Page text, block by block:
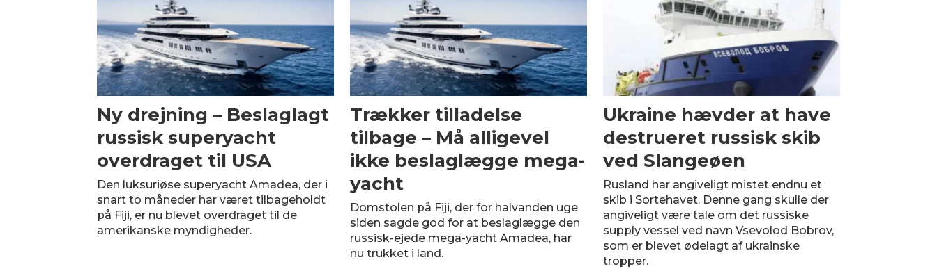
Ny drejning – Beslaglagt
russisk superyacht
overdraget til USA
Den luksuriøse superyacht Amadea, der i
snart to måneder har været tilbageholdt
på Fiji, er nu blevet overdraget til de
amerikanske myndigheder.
Trækker tilladelse
tilbage – Må alligevel
ikke beslaglægge mega-
yacht
Domstolen på Fiji, der for halvanden uge
siden sagde god for at beslaglægge den
russisk-ejede mega-yacht Amadea, har
nu trukket i land.
Ukraine hævder at have
destrueret russisk skib
ved Slangeøen
Rusland har angiveligt mistet endnu et
skib i Sortehavet. Denne gang skulle der
angiveligt være tale om det russiske
supply vessel ved navn Vsevolod Bobrov,
som er blevet ødelagt af ukrainske
tropper.